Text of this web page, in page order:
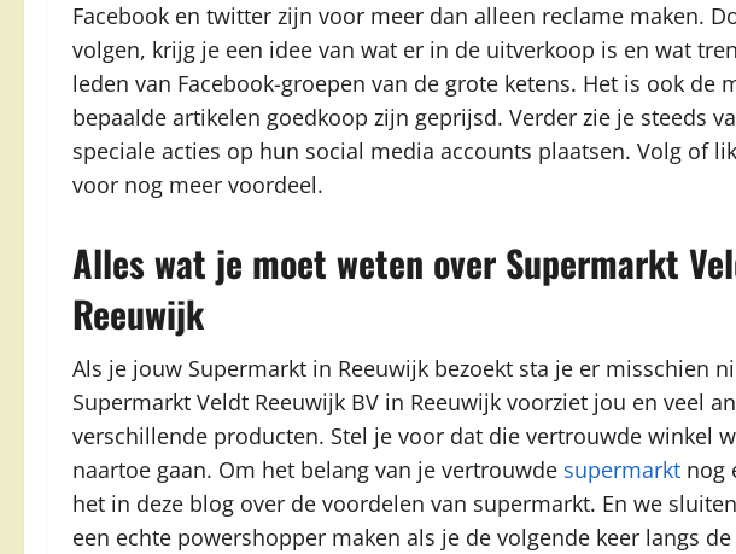
Facebook en twitter zijn voor meer dan alleen reclame maken.
volgen, krijg je een idee van wat er in de uitverkoop is en wat
leden van Facebook-groepen van de grote ketens. Het is ook de
bepaalde artikelen goedkoop zijn geprijsd. Verder zie je steeds
speciale acties op hun social media accounts plaatsen. Volg of
voor nog meer voordeel.
Alles wat je moet weten over Supermarkt
Reeuwijk
Als je jouw Supermarkt in Reeuwijk bezoekt sta je er misschien
Supermarkt Veldt Reeuwijk BV in Reeuwijk voorziet jou en veel
verschillende producten. Stel je voor dat die vertrouwde winkel
naartoe gaan. Om het belang van je vertrouwde supermarkt nog
het in deze blog over de voordelen van supermarkt. En we
een echte powershopper maken als je de volgende keer langs